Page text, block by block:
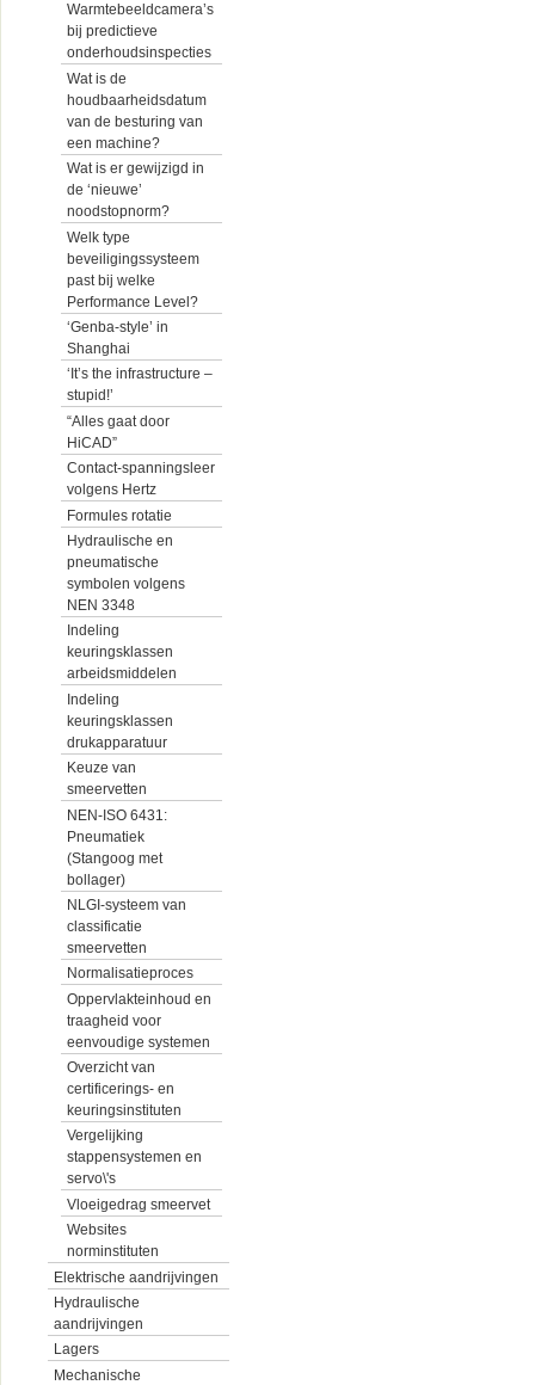
Warmtebeeldcamera’s
bij predictieve
onderhoudsinspecties
Wat is de
houdbaarheidsdatum
van de besturing van
een machine?
Wat is er gewijzigd in
de ‘nieuwe’
noodstopnorm?
Welk type
beveiligingssysteem
past bij welke
Performance Level?
‘Genba-style’ in
Shanghai
‘It’s the infrastructure –
stupid!’
“Alles gaat door
HiCAD”
Contact-spanningsleer
volgens Hertz
Formules rotatie
Hydraulische en
pneumatische
symbolen volgens
NEN 3348
Indeling
keuringsklassen
arbeidsmiddelen
Indeling
keuringsklassen
drukapparatuur
Keuze van
smeervetten
NEN-ISO 6431:
Pneumatiek
(Stangoog met
bollager)
NLGI-systeem van
classificatie
smeervetten
Normalisatieproces
Oppervlakteinhoud en
traagheid voor
eenvoudige systemen
Overzicht van
certificerings- en
keuringsinstituten
Vergelijking
stappensystemen en
servo\'s
Vloeigedrag smeervet
Websites
norminstituten
Elektrische aandrijvingen
Hydraulische
aandrijvingen
Lagers
Mechanische